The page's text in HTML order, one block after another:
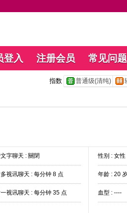
登入 注册会员 常见问题
指数 普通级(清纯)
字聊天 : 關閉
视讯聊天 : 每分钟 8 点
视讯聊天 : 每分钟 35 点
性别 : 女性
年龄 : 20 岁
血型 : ----